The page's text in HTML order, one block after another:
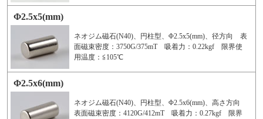
Φ2.5x5(mm)
ネオジム磁石(N40)、円柱型、Φ2.5x5(mm)、径方向 表
面磁束密度：3750G/375mT 吸着力：0.22kgf 限界使
用温度：≦105℃
Φ2.5x6(mm)
ネオジム磁石(N40)、円柱型、Φ2.5x6(mm)、高さ方向
表面磁束密度：4120G/412mT 吸着力：0.27kgf 限界